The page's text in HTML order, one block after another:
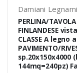
Damiani Legnami
PERLINA/TAVOLA
FINLANDESE
CLASSE A legno
PAVIMENTO/
sp.20x150x4000
144mq=240pz)